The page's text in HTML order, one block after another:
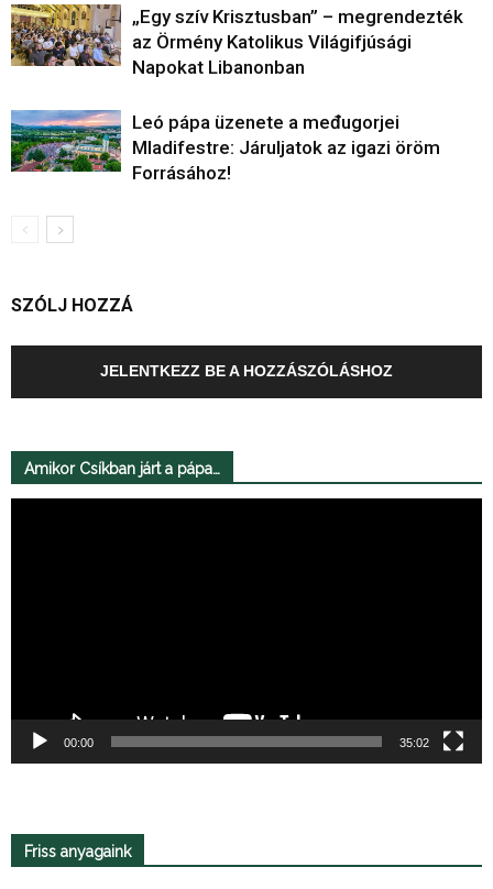
„Egy szív Krisztusban” – megrendezték
az Örmény Katolikus Világifjúsági
Napokat Libanonban
Leó pápa üzenete a međugorjei
Mladifestre: Járuljatok az igazi öröm
Forrásához!
SZÓLJ HOZZÁ
JELENTKEZZ BE A HOZZÁSZÓLÁSHOZ
Amikor Csíkban járt a pápa…
00:00 35:02
Friss anyagaink